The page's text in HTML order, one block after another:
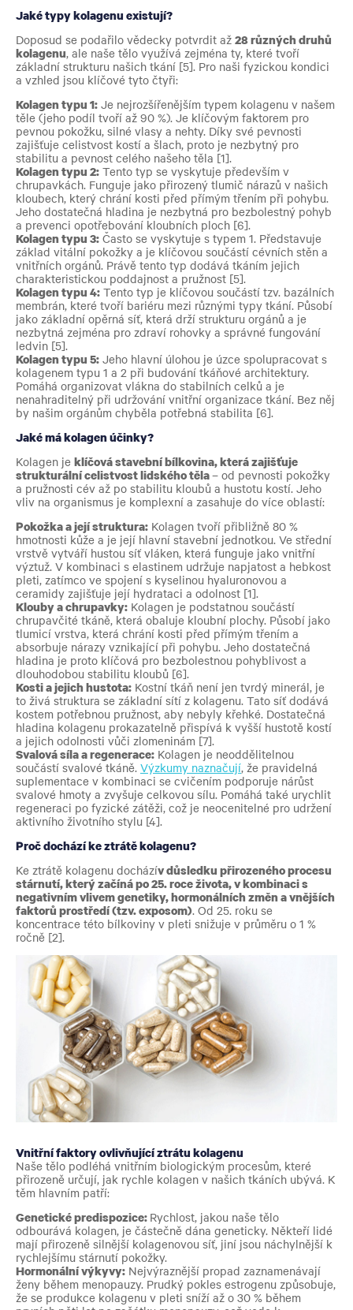
Jaké typy kolagenu existují?
Doposud se podařilo vědecky potvrdit až 28 různých druhů
kolagenu, ale naše tělo využívá zejména ty, které tvoří
základní strukturu našich tkání [5]. Pro naši fyzickou kondici
a vzhled jsou klíčové tyto čtyři:
Kolagen typu 1: Je nejrozšířenějším typem kolagenu v našem
těle (jeho podíl tvoří až 90 %). Je klíčovým faktorem pro
pevnou pokožku, silné vlasy a nehty. Díky své pevnosti
zajišťuje celistvost kostí a šlach, proto je nezbytný pro
stabilitu a pevnost celého našeho těla [1].
Kolagen typu 2: Tento typ se vyskytuje především v
chrupavkách. Funguje jako přirozený tlumič nárazů v našich
kloubech, který chrání kosti před přímým třením při pohybu.
Jeho dostatečná hladina je nezbytná pro bezbolestný pohyb
a prevenci opotřebování kloubních ploch [6].
Kolagen typu 3: Často se vyskytuje s typem 1. Představuje
základ vitální pokožky a je klíčovou součástí cévních stěn a
vnitřních orgánů. Právě tento typ dodává tkáním jejich
charakteristickou poddajnost a pružnost [5].
Kolagen typu 4: Tento typ je klíčovou součástí tzv. bazálních
membrán, které tvoří bariéru mezi různými typy tkání. Působí
jako základní opěrná síť, která drží strukturu orgánů a je
nezbytná zejména pro zdraví rohovky a správné fungování
ledvin [5].
Kolagen typu 5: Jeho hlavní úlohou je úzce spolupracovat s
kolagenem typu 1 a 2 při budování tkáňové architektury.
Pomáhá organizovat vlákna do stabilních celků a je
nenahraditelný při udržování vnitřní organizace tkání. Bez něj
by našim orgánům chyběla potřebná stabilita [6].
Jaké má kolagen účinky?
Kolagen je klíčová stavební bílkovina, která zajišťuje
strukturální celistvost lidského těla– od pevnosti pokožky
a pružnosti cév až po stabilitu kloubů a hustotu kostí. Jeho
vliv na organismus je komplexní a zasahuje do více oblastí:
Pokožka a její struktura: Kolagen tvoří přibližně 80 %
hmotnosti kůže a je její hlavní stavební jednotkou. Ve střední
vrstvě vytváří hustou síť vláken, která funguje jako vnitřní
výztuž. V kombinaci s elastinem udržuje napjatost a hebkost
pleti, zatímco ve spojení s kyselinou hyaluronovou a
ceramidy zajišťuje její hydrataci a odolnost [1].
Klouby a chrupavky: Kolagen je podstatnou součástí
chrupavčité tkáně, která obaluje kloubní plochy. Působí jako
tlumicí vrstva, která chrání kosti před přímým třením a
absorbuje nárazy vznikající při pohybu. Jeho dostatečná
hladina je proto klíčová pro bezbolestnou pohyblivost a
dlouhodobou stabilitu kloubů [6].
Kosti a jejich hustota: Kostní tkáň není jen tvrdý minerál, je
to živá struktura se základní sítí z kolagenu. Tato síť dodává
kostem potřebnou pružnost, aby nebyly křehké. Dostatečná
hladina kolagenu prokazatelně přispívá k vyšší hustotě kostí
a jejich odolnosti vůči zlomeninám [7].
Svalová síla a regenerace: Kolagen je neoddělitelnou
součástí svalové tkáně. Výzkumy naznačují, že pravidelná
suplementace v kombinaci se cvičením podporuje nárůst
svalové hmoty a zvyšuje celkovou sílu. Pomáhá také urychlit
regeneraci po fyzické zátěži, což je neocenitelné pro udržení
aktivního životního stylu [4].
Proč dochází ke ztrátě kolagenu?
Ke ztrátě kolagenu docházív důsledku přirozeného procesu
stárnutí, který začíná po 25. roce života, v kombinaci s
negativním vlivem genetiky, hormonálních změn a vnějších
faktorů prostředí (tzv. exposom). Od 25. roku se
koncentrace této bílkoviny v pleti snižuje v průměru o 1 %
ročně [2].
Vnitřní faktory ovlivňující ztrátu kolagenu
Naše tělo podléhá vnitřním biologickým procesům, které
přirozeně určují, jak rychle kolagen v našich tkáních ubývá. K
těm hlavním patří:
Genetické predispozice: Rychlost, jakou naše tělo
odbourává kolagen, je částečně dána geneticky. Někteří lidé
mají přirozeně silnější kolagenovou síť, jiní jsou náchylnější k
rychlejšímu stárnutí pokožky.
Hormonální výkyvy: Nejvýraznější propad zaznamenávají
ženy během menopauzy. Prudký pokles estrogenu způsobuje,
že se produkce kolagenu v pleti sníží až o 30 % během